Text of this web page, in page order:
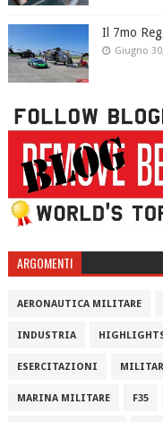
Il 7mo
Giugno
ARGOMENTI
AERONAUTICA MILITARE
INDUSTRIA
ESERCITAZIONI
MARINA MILITARE F35